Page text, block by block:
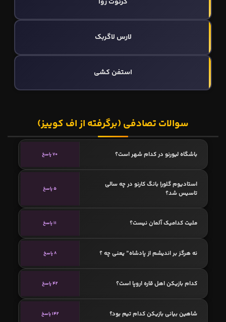
لارس لاگربک
استفن کشی
سوالات تصادفی (برگرفته از اف کوییز)
باشگاه لیورنو در کدام شهر است؟ 70 پاسخ
استادیوم گلورا بانگ کارنو در چه سالی
تاسیس شد؟
5 پاسخ
ملیت کدامیک آلمان نیست؟ 11 پاسخ
نه هرگز بر اندیشم از پادشاه” یعنی چه ؟ 8 پاسخ
کدام بازیکن اهل قاره اروپا است؟ 42 پاسخ
شاهین بیانی بازیکن کدام تیم بود؟ 142 پاسخ